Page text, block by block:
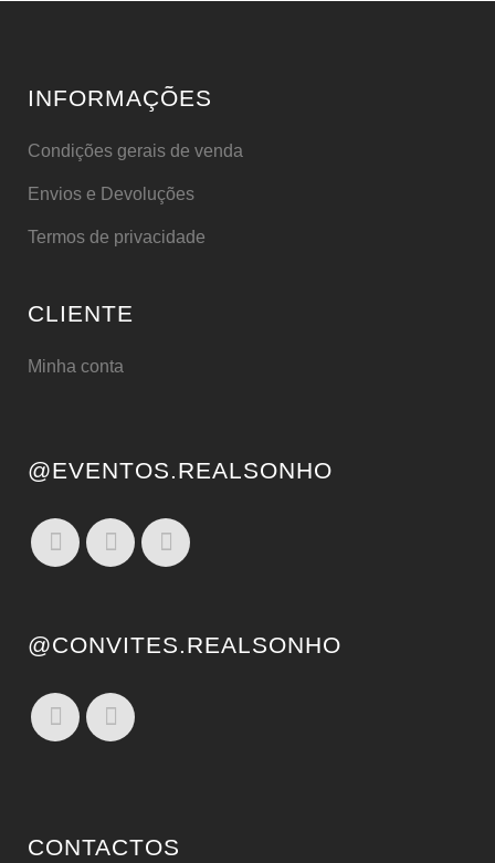
INFORMAÇÕES
Condições gerais de venda
Envios e Devoluções
Termos de privacidade
CLIENTE
Minha conta
@EVENTOS.REALSONHO
@CONVITES.REALSONHO
CONTACTOS